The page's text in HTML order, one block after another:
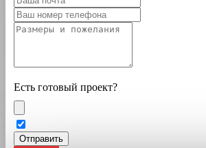
Есть готовый проект?